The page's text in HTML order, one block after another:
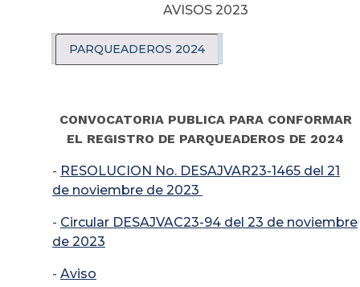
AVISOS 2023
PARQUEADEROS 2024
CONVOCATORIA PUBLICA PARA CONFORMAR
EL REGISTRO DE PARQUEADEROS DE 2024
- RESOLUCION No. DESAJVAR23-1465 del 21
de noviembre de 2023
- Circular DESAJVAC23-94 del 23 de noviembre
de 2023
- Aviso